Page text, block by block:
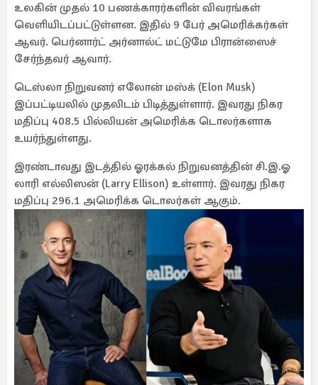
உலகின் முதல் 10 பணக்காரர்களின் விவரங்கள்
வெளியிடப்பட்டுள்ளன. இதில் 9 பேர் அமெரிக்கர்கள்
ஆவர். பெர்னார்ட் அர்னால்ட் மட்டுமே பிரான்ஸைச்
சேர்ந்தவர் ஆவார்.
டெஸ்லா நிறுவனர் எலோன் மஸ்க் (Elon Musk)
இப்பட்டியலில் முதலிடம் பிடித்துள்ளார். இவரது நிகர
மதிப்பு 408.5 பில்லியன் அமெரிக்க டொலர்களாக
உயர்ந்துள்ளது.
இரண்டாவது இடத்தில் ஓரக்கல் நிறுவனத்தின் சி.இ.ஓ
லாரி எல்லிஸன் (Larry Ellison) உள்ளார். இவரது நிகர
மதிப்பு 296.1 அமெரிக்க டொலர்கள் ஆகும்.